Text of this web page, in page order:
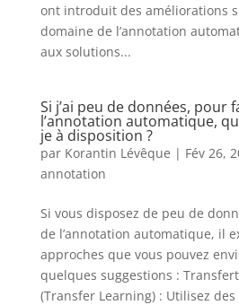
ont introduit des améliorations
domaine de l’annotation
aux solutions...
Si j’ai peu de données, pour
l’annotation automatique,
je à disposition ?
par Korantin Lévêque | Fév 26,
annotation
Si vous disposez de peu de
de l’annotation automatique, il
approches que vous pouvez
quelques suggestions :
(Transfer Learning) : Utilisez